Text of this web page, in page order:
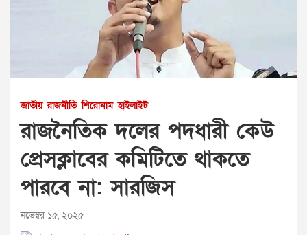
জাতীয় রাজনীতি শিরোনাম হাইলাইট
রাজনৈতিক দলের পদধারী কেউ
প্রেসক্লাবের কমিটিতে থাকতে
পারবে না: সারজিস
নভেম্বর ১৫, ২০২৫